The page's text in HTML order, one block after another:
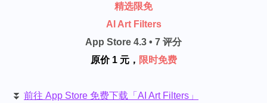
精选限免
AI Art Filters
App Store 4.3 • 7 评分
原价 1 元， 限时免费
⏬ 前往 App Store 免费下载「AI Art Filters」